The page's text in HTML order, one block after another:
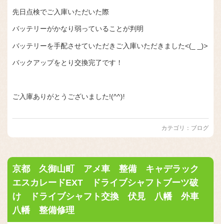
先日点検でご入庫いただいた際
バッテリーがかなり弱っていることが判明
バッテリーを手配させていただきご入庫いただきました<(_ _)>
バックアップをとり交換完了です！
ご入庫ありがとうございました!(^^)!
カテゴリ： ブログ
京都 久御山町 アメ車 整備 キャデラック
エスカレードEXT ドライブシャフトブーツ破
け ドライブシャフト交換 伏見 八幡 外車
八幡 整備修理